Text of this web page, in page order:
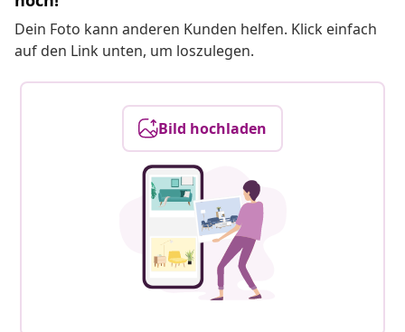
Dein Foto kann anderen Kunden helfen. Klick einfach
auf den Link unten, um loszulegen.
Bild hochladen